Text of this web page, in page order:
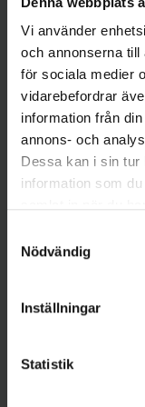
Vi använder
och annonserna till
för sociala medier
vidarebefordrar
information från
annons- och
Dessa kan i sin tur
information som
Nödvändig
Inställningar
Statistik
Andra gillade
Stoxdal
Fiskeglasögon med
129 kr